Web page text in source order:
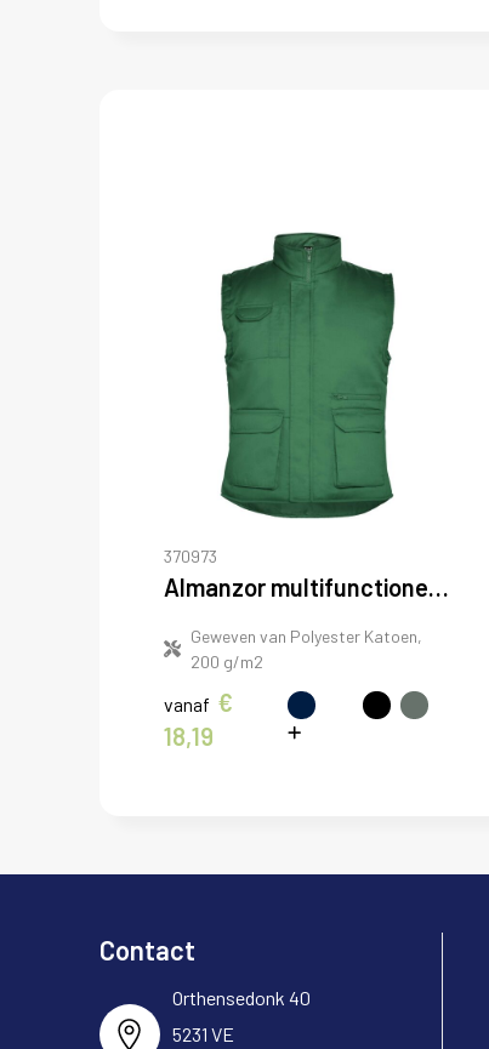
370973
Almanzor multifunctionele werkbodywarmer met hoge kraag
Geweven van Polyester Katoen,
200 g/m2
vanaf €
18,19
Contact
Orthensedonk 40
5231 VE